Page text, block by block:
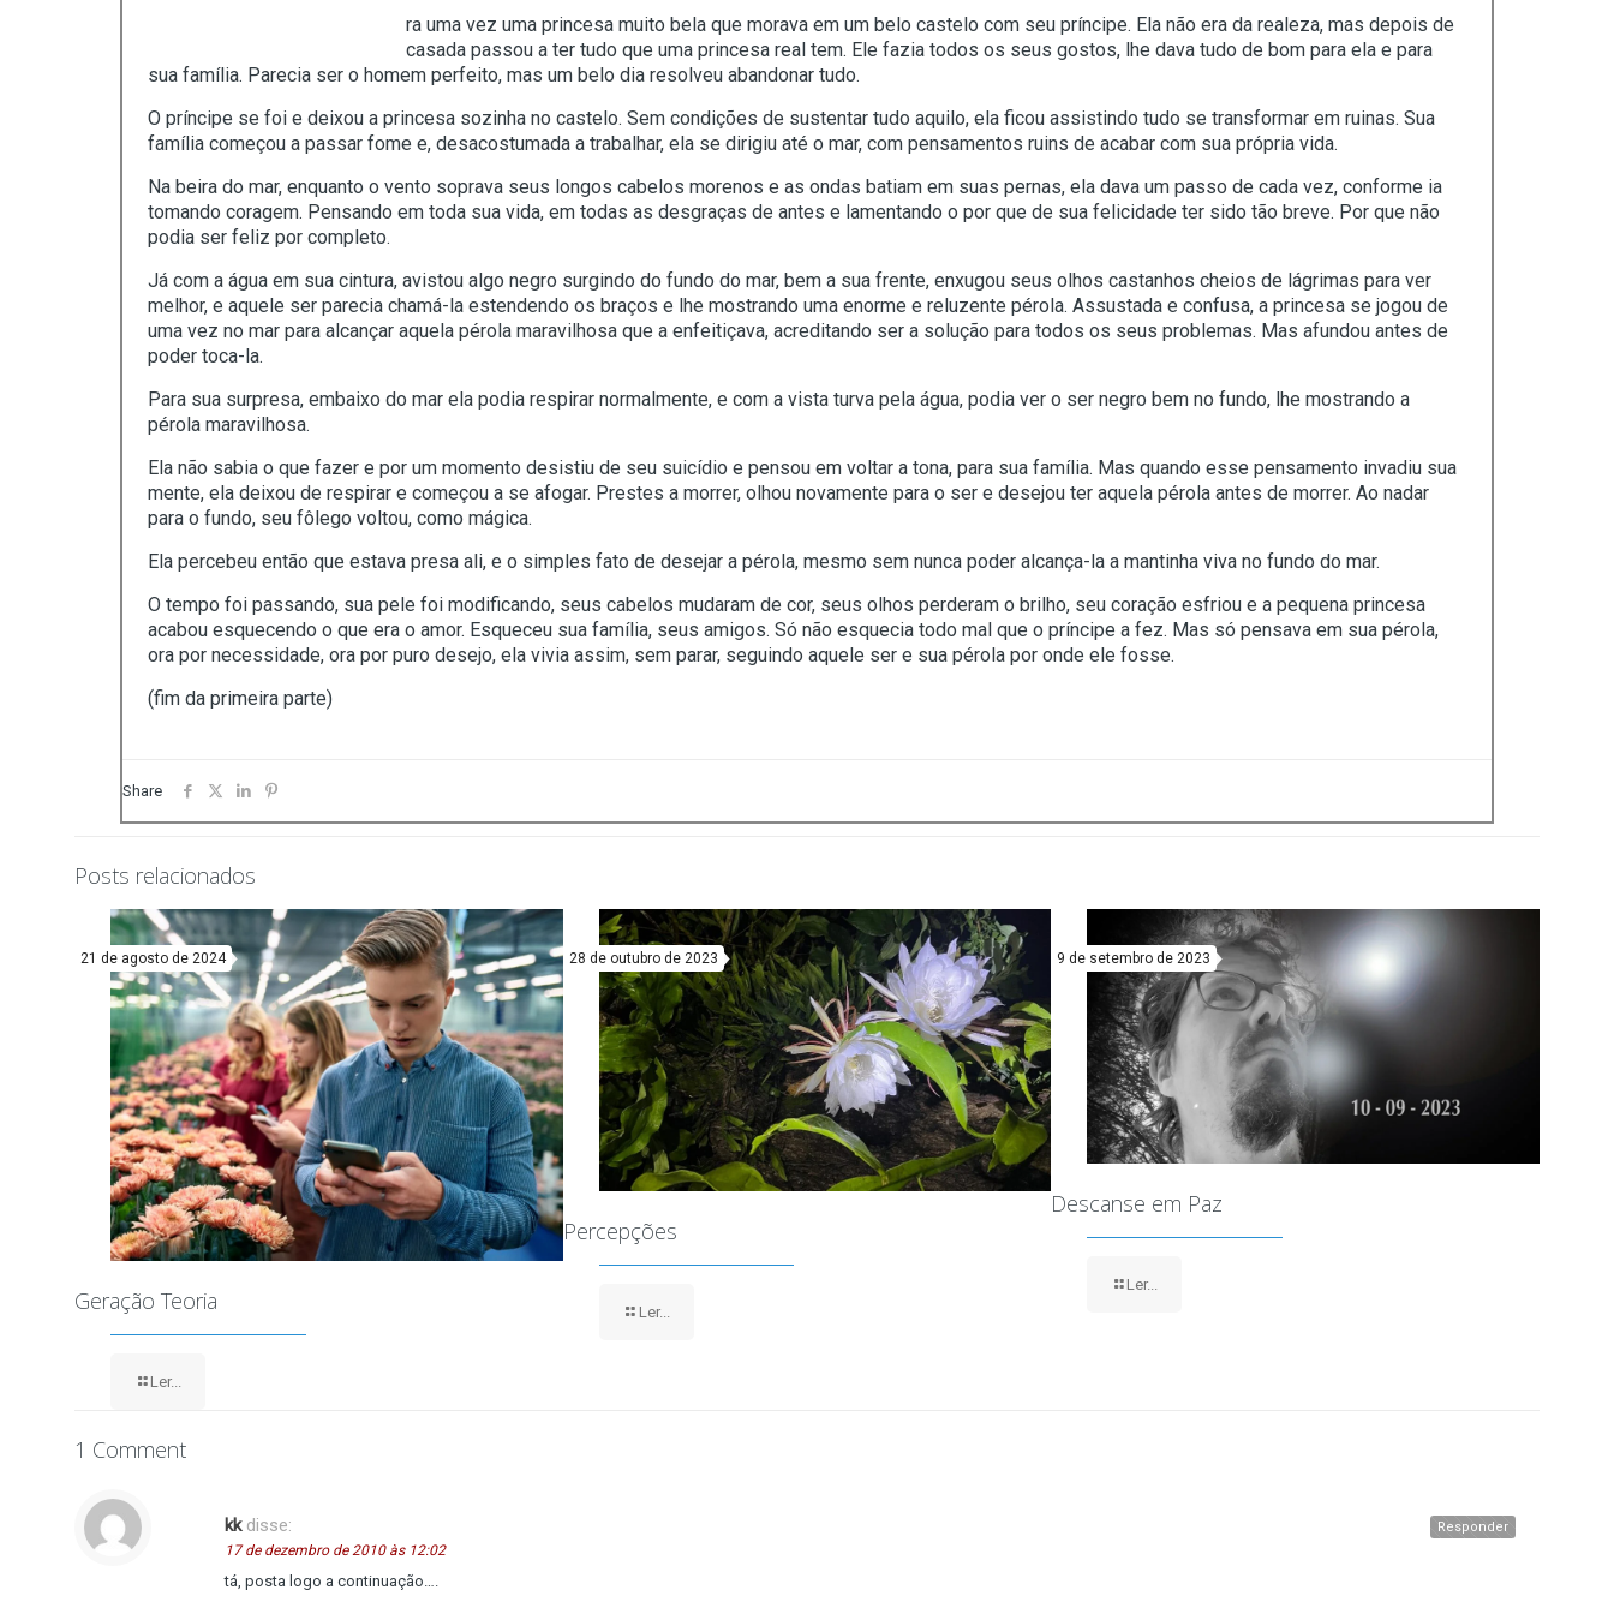
ra uma vez uma princesa muito bela que morava em um belo castelo com seu príncipe. Ela não era da realeza, mas depois de
casada passou a ter tudo que uma princesa real tem. Ele fazia todos os seus gostos, lhe dava tudo de bom para ela e para
sua família. Parecia ser o homem perfeito, mas um belo dia resolveu abandonar tudo.
O príncipe se foi e deixou a princesa sozinha no castelo. Sem condições de sustentar tudo aquilo, ela ficou assistindo tudo se transformar em ruinas. Sua
família começou a passar fome e, desacostumada a trabalhar, ela se dirigiu até o mar, com pensamentos ruins de acabar com sua própria vida.
Na beira do mar, enquanto o vento soprava seus longos cabelos morenos e as ondas batiam em suas pernas, ela dava um passo de cada vez, conforme ia
tomando coragem. Pensando em toda sua vida, em todas as desgraças de antes e lamentando o por que de sua felicidade ter sido tão breve. Por que não
podia ser feliz por completo.
Já com a água em sua cintura, avistou algo negro surgindo do fundo do mar, bem a sua frente, enxugou seus olhos castanhos cheios de lágrimas para ver
melhor, e aquele ser parecia chamá-la estendendo os braços e lhe mostrando uma enorme e reluzente pérola. Assustada e confusa, a princesa se jogou de
uma vez no mar para alcançar aquela pérola maravilhosa que a enfeitiçava, acreditando ser a solução para todos os seus problemas. Mas afundou antes de
poder toca-la.
Para sua surpresa, embaixo do mar ela podia respirar normalmente, e com a vista turva pela água, podia ver o ser negro bem no fundo, lhe mostrando a
pérola maravilhosa.
Ela não sabia o que fazer e por um momento desistiu de seu suicídio e pensou em voltar a tona, para sua família. Mas quando esse pensamento invadiu sua
mente, ela deixou de respirar e começou a se afogar. Prestes a morrer, olhou novamente para o ser e desejou ter aquela pérola antes de morrer. Ao nadar
para o fundo, seu fôlego voltou, como mágica.
Ela percebeu então que estava presa ali, e o simples fato de desejar a pérola, mesmo sem nunca poder alcança-la a mantinha viva no fundo do mar.
O tempo foi passando, sua pele foi modificando, seus cabelos mudaram de cor, seus olhos perderam o brilho, seu coração esfriou e a pequena princesa
acabou esquecendo o que era o amor. Esqueceu sua família, seus amigos. Só não esquecia todo mal que o príncipe a fez. Mas só pensava em sua pérola,
ora por necessidade, ora por puro desejo, ela vivia assim, sem parar, seguindo aquele ser e sua pérola por onde ele fosse.
(fim da primeira parte)
Share
Posts relacionados
21 de agosto de 2024
Geração Teoria
Ler...
28 de outubro de 2023
Percepções
Ler...
9 de setembro de 2023
Descanse em Paz
Ler...
1 Comment
kk disse:
17 de dezembro de 2010 às 12:02
tá, posta logo a continuação….
Responder